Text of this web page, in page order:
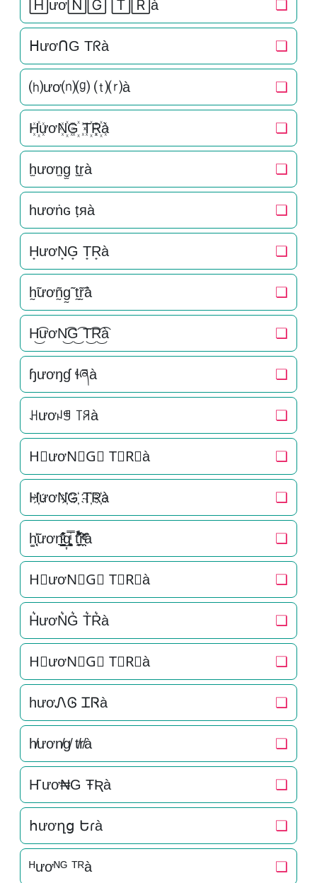
🄷ươ🄽🄶 🅃🅁à ❏
ᕼươᑎG Tᖇà ❏
⒣ươ⒩⒢ ⒯⒭à ❏
H꙰ươN꙰G꙰ T꙰R꙰à ❏
h̫ươn̫g̫ t̫r̫à ❏
һươṅɢ ṭяà ❏
H͙ươN͙G͙ T͙R͙à ❏
h̰̃ươñ̰g̰̃ t̰̃r̰̃à ❏
H͜͡ươN͜͡G͜͡ T͜͡R͜͡à ❏
ɧươŋɠ ɬཞà ❏
ꃅươꈤꁅ ꓄ꋪà ❏
H⃟ươN⃟G⃟ T⃟R⃟à ❏
H҉ươN҉G҉ T҉R҉à ❏
h͚̖̜̍̃͐ươn͉̠̙͉̗̺̋̋̔ͧ̊g͎͚̥͎͔͕ͥ̿ t̘̟̼̉̈́͐͋͌̊r̼̯̤̈ͭ̃ͨ̆à ❏
H⃗ươN⃗G⃗ T⃗R⃗à ❏
H͛ươN͛G͛ T͛R͛à ❏
H⃒ươN⃒G⃒ T⃒R⃒à ❏
hươᏁᎶ ᏆᏒà ❏
h̸ươn̸g̸ t̸r̸à ❏
Ҥươ₦G ŦƦà ❏
հươղց Եɾà ❏
ᴴươᴺᴳ ᵀᴿà ❏